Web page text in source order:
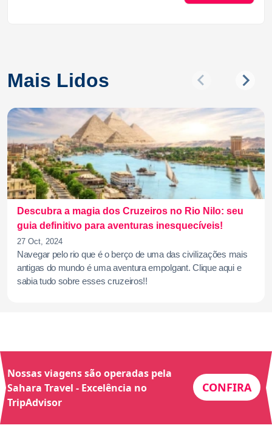
Mais Lidos
Descubra a magia dos Cruzeiros no Rio Nilo: seu
guia definitivo para aventuras inesquecíveis!
27 Oct, 2024
Navegar pelo rio que é o berço de uma das civilizações mais
antigas do mundo é uma aventura empolgant. Clique aqui e
sabia tudo sobre esses cruzeiros!!
Nossas viagens são operadas pela
Sahara Travel - Excelência no
TripAdvisor
CONFIRA